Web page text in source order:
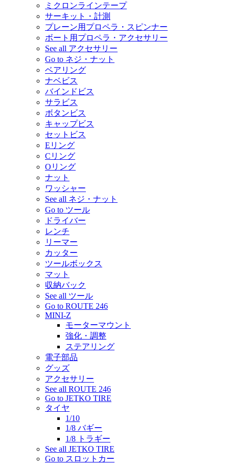
ミクロンラインテープ
サーキット・計測
プレーン用プロペラ・スピンナー
ボート用プロペラ・アクセサリー
See all アクセサリー
Go to ネジ・ナット
ベアリング
ナベビス
バインドビス
サラビス
ボタンビス
キャップビス
セットビス
Eリング
Cリング
Oリング
ナット
ワッシャー
See all ネジ・ナット
Go to ツール
ドライバー
レンチ
リーマー
カッター
ツールボックス
マット
収納バック
See all ツール
Go to ROUTE 246
MINI-Z
モーターマウント
強化・調整
ステアリング
電子部品
グッズ
アクセサリー
See all ROUTE 246
Go to JETKO TIRE
タイヤ
1/10
1/8 バギー
1/8 トラギー
See all JETKO TIRE
Go to スロットカー